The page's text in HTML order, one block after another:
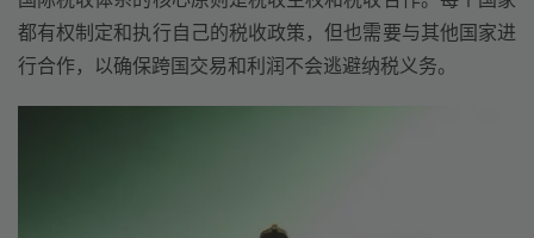
都有权制定和执行自己的税收政策，但也需要与其他国家进
行合作，以确保跨国交易和利润不会逃避纳税义务。